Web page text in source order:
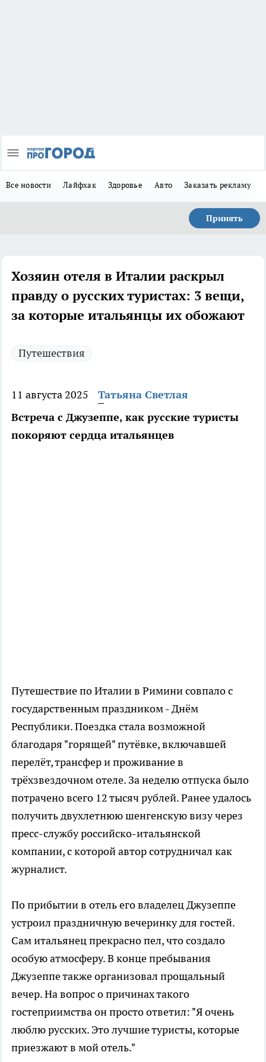
Все новости Лайфхак Здоровье Авто Заказать рекламу
Принять
Хозяин отеля в Италии раскрыл
правду о русских туристах: 3 вещи,
за которые итальянцы их обожают
Путешествия
11 августа 2025
Татьяна Светлая
Встреча с Джузеппе, как русские туристы
покоряют сердца итальянцев
Путешествие по Италии в Римини совпало с
государственным праздником - Днём
Республики. Поездка стала возможной
благодаря "горящей" путёвке, включавшей
перелёт, трансфер и проживание в
трёхзвездочном отеле. За неделю отпуска было
потрачено всего 12 тысяч рублей. Ранее удалось
получить двухлетнюю шенгенскую визу через
пресс-службу российско-итальянской
компании, с которой автор сотрудничал как
журналист.
По прибытии в отель его владелец Джузеппе
устроил праздничную вечеринку для гостей.
Сам итальянец прекрасно пел, что создало
особую атмосферу. В конце пребывания
Джузеппе также организовал прощальный
вечер. На вопрос о причинах такого
гостеприимства он просто ответил: "Я очень
люблю русских. Это лучшие туристы, которые
приезжают в мой отель."